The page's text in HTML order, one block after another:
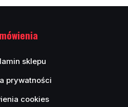
sklepu
prywatności
cookies